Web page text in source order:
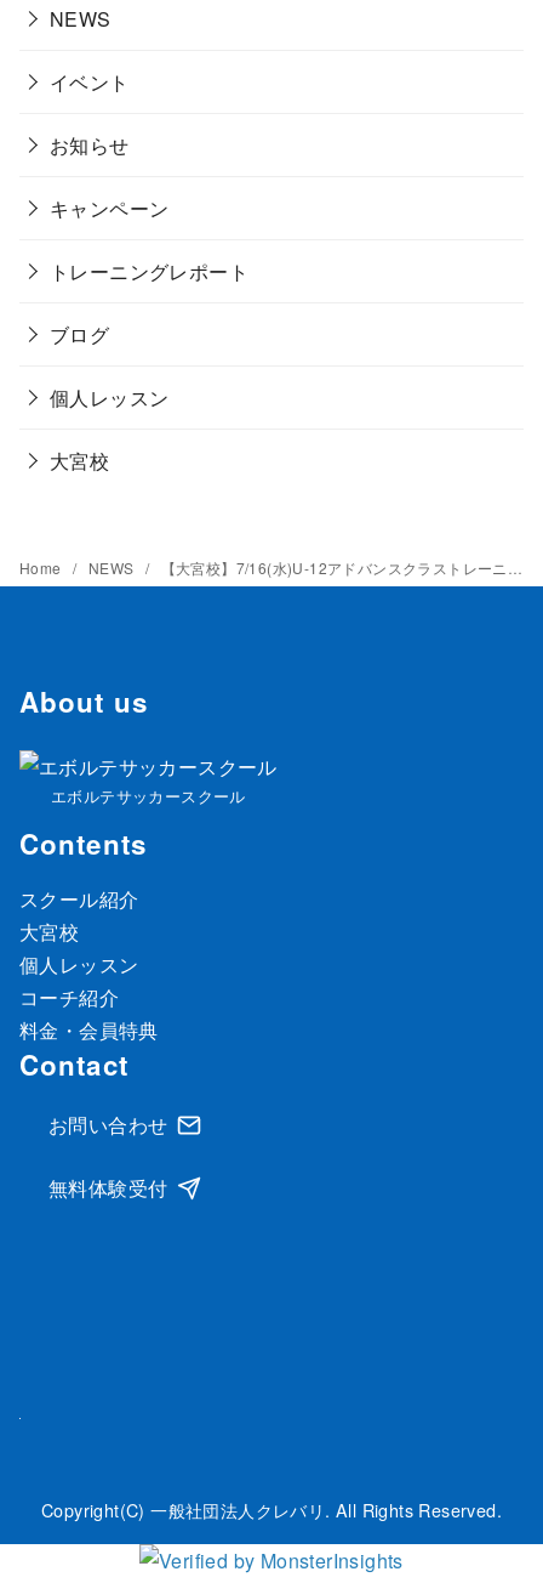
NEWS
イベント
お知らせ
キャンペーン
トレーニングレポート
ブログ
個人レッスン
大宮校
Home NEWS 【大宮校】7/16(水)U-12アドバンスクラストレーニングレポート(U-9クラスは雨天中止)
About us
エボルテサッカースクール
Contents
スクール紹介
大宮校
個人レッスン
コーチ紹介
料金・会員特典
Contact
お問い合わせ
無料体験受付
Copyright(C) 一般社団法人クレバリ. All Rights Reserved.